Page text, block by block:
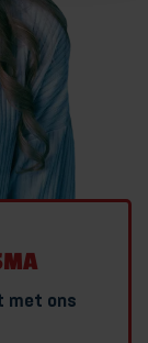
met ons